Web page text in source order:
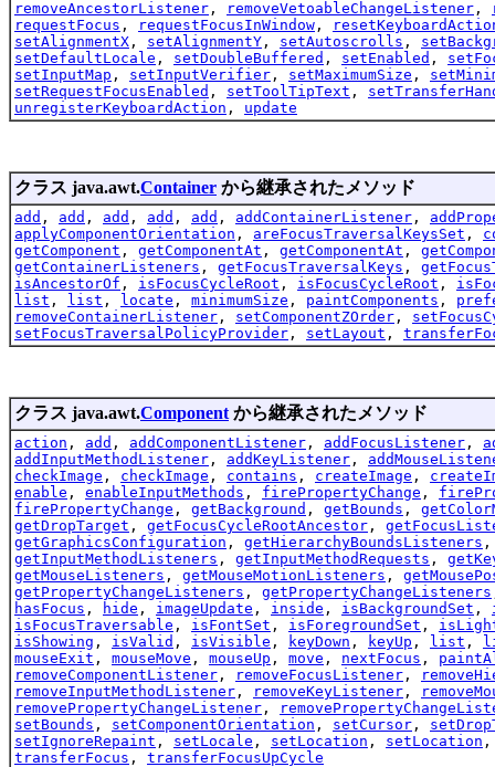
removeAncestorListener , removeVetoableChangeListener ,
requestFocus , requestFocusInWindow ,
setAlignmentX , setAlignmentY , setAutoscrolls ,
setDefaultLocale , setDoubleBuffered , setEnabled ,
setInputMap , setInputVerifier , setMaximumSize ,
setRequestFocusEnabled , setToolTipText ,
unregisterKeyboardAction , update
クラス java.awt.Container から継承されたメソッド
add , add , add , add , add , addContainerListener ,
applyComponentOrientation , areFocusTraversalKeysSet ,
getComponent , getComponentAt , getComponentAt ,
getContainerListeners , getFocusTraversalKeys ,
isAncestorOf , isFocusCycleRoot , isFocusCycleRoot ,
list , list , locate , minimumSize , paintComponents ,
removeContainerListener , setComponentZOrder ,
setFocusTraversalPolicyProvider , setLayout ,
クラス java.awt.Component から継承されたメソッド
action , add , addComponentListener , addFocusListener ,
addInputMethodListener , addKeyListener ,
checkImage , checkImage , contains , createImage ,
enable , enableInputMethods , firePropertyChange ,
firePropertyChange , getBackground , getBounds ,
getDropTarget , getFocusCycleRootAncestor ,
getGraphicsConfiguration , getHierarchyBoundsListeners
getInputMethodListeners , getInputMethodRequests ,
getMouseListeners , getMouseMotionListeners ,
getPropertyChangeListeners , getPropertyChangeListeners
hasFocus , hide , imageUpdate , inside , isBackgroundSet ,
isFocusTraversable , isFontSet , isForegroundSet ,
isShowing , isValid , isVisible , keyDown , keyUp , list ,
mouseExit , mouseMove , mouseUp , move , nextFocus ,
removeComponentListener , removeFocusListener ,
removeInputMethodListener , removeKeyListener ,
removePropertyChangeListener ,
setBounds , setComponentOrientation , setCursor ,
setIgnoreRepaint , setLocale , setLocation , setLocation
transferFocus , transferFocusUpCycle